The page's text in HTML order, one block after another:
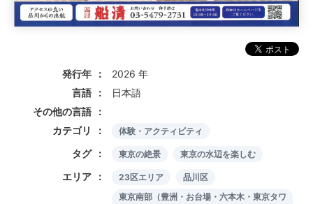
発行年
2026 年
言語
日本語
その他の言語
カテゴリ
体験・アクティビティ
タグ 東京の絶景 東京の水辺を楽しむ
エリア 23区エリア
品川区
東京南部（豊洲・お台場・六本木・東京タワ